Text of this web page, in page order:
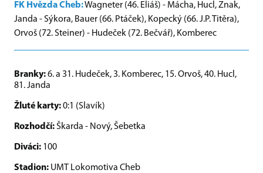
FK Hvězda Cheb:Wagneter (46. Eliáš) - Mácha, Hucl, Znak,
Janda - Sýkora, Bauer (66. Ptáček), Kopecký (66. J.P. Titěra),
Orvoš (72. Steiner) - Hudeček (72. Bečvář), Komberec
Branky:6. a 31. Hudeček, 3. Komberec, 15. Orvoš, 40. Hucl,
81. Janda
Žluté karty:0:1 (Slavík)
Rozhodčí:Škarda - Nový, Šebetka
Diváci: 100
Stadion: UMT Lokomotiva Cheb